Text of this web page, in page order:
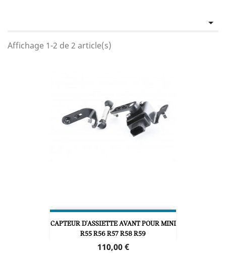

Affichage 1-2 de 2 article(s)
CAPTEUR D'ASSIETTE AVANT POUR MINI
R55 R56 R57 R58 R59
Prix
110,00 €